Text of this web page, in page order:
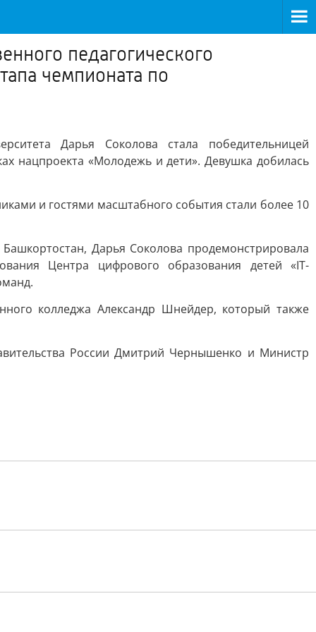
педагогического
чемпионата по
Дарья Соколова стала победительницей
нацпроекта «Молодежь и дети». Девушка добилась
и гостями масштабного события стали более 10
Дарья Соколова продемонстрировала
Центра цифрового образования детей «IT-
колледжа Александр Шнейдер, который также
России Дмитрий Чернышенко и Министр